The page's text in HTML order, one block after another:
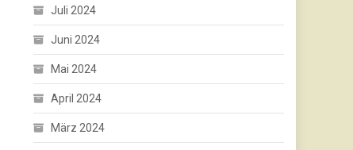
Juli 2024
Juni 2024
Mai 2024
April 2024
März 2024